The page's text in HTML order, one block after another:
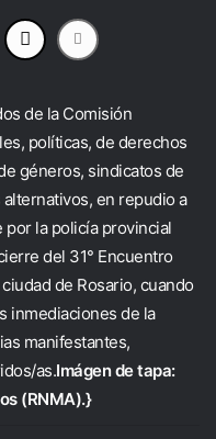
de la Comisión
políticas, de derechos
géneros, sindicatos de
en repudio a
por la policía provincial
del 31° Encuentro
de Rosario, cuando
inmediaciones de la
manifestantes,
as.Imágen de tapa:
(RNMA).}